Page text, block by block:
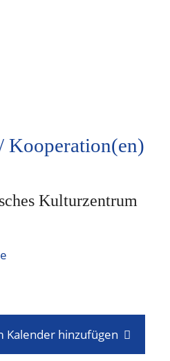
Kooperation(en)
Kulturzentrum
Kalender hinzufügen